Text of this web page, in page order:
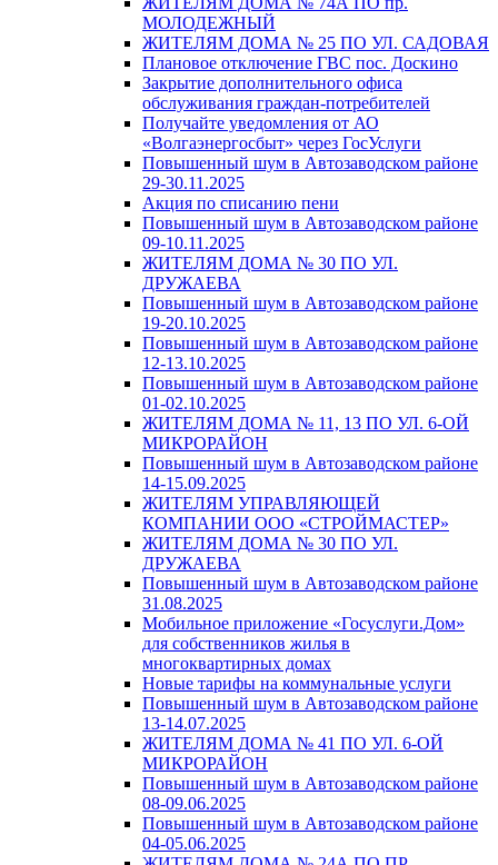
МОЛОДЕЖНЫЙ
ЖИТЕЛЯМ ДОМА № 25 ПО УЛ. САДОВАЯ
Плановое отключение ГВС пос. Доскино
Закрытие дополнительного офиса
обслуживания граждан-потребителей
Получайте уведомления от АО
«Волгаэнергосбыт» через ГосУслуги
Повышенный шум в Автозаводском районе
29-30.11.2025
Акция по списанию пени
Повышенный шум в Автозаводском районе
09-10.11.2025
ЖИТЕЛЯМ ДОМА № 30 ПО УЛ.
ДРУЖАЕВА
Повышенный шум в Автозаводском районе
19-20.10.2025
Повышенный шум в Автозаводском районе
12-13.10.2025
Повышенный шум в Автозаводском районе
01-02.10.2025
ЖИТЕЛЯМ ДОМА № 11, 13 ПО УЛ. 6-ОЙ
МИКРОРАЙОН
Повышенный шум в Автозаводском районе
14-15.09.2025
ЖИТЕЛЯМ УПРАВЛЯЮЩЕЙ
КОМПАНИИ ООО «СТРОЙМАСТЕР»
ЖИТЕЛЯМ ДОМА № 30 ПО УЛ.
ДРУЖАЕВА
Повышенный шум в Автозаводском районе
31.08.2025
Мобильное приложение «Госуслуги.Дом»
для собственников жилья в
многоквартирных домах
Новые тарифы на коммунальные услуги
Повышенный шум в Автозаводском районе
13-14.07.2025
ЖИТЕЛЯМ ДОМА № 41 ПО УЛ. 6-ОЙ
МИКРОРАЙОН
Повышенный шум в Автозаводском районе
08-09.06.2025
Повышенный шум в Автозаводском районе
04-05.06.2025